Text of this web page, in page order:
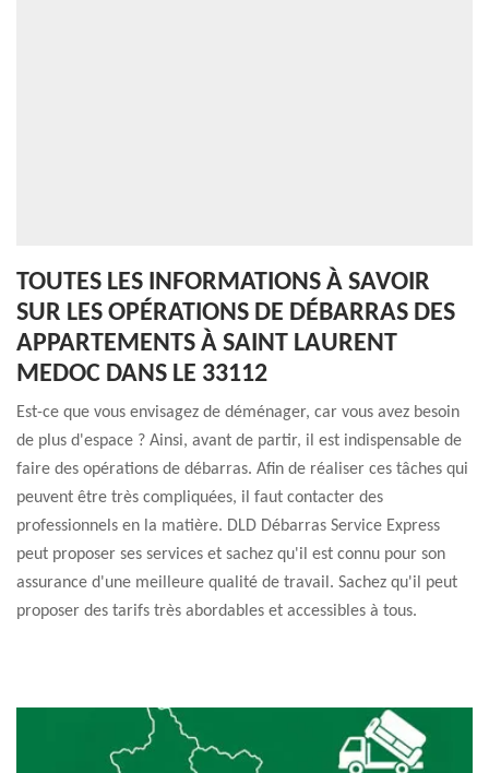
TOUTES LES INFORMATIONS À SAVOIR
SUR LES OPÉRATIONS DE DÉBARRAS DES
APPARTEMENTS À SAINT LAURENT
MEDOC DANS LE 33112
Est-ce que vous envisagez de déménager, car vous avez besoin
de plus d'espace ? Ainsi, avant de partir, il est indispensable de
faire des opérations de débarras. Afin de réaliser ces tâches qui
peuvent être très compliquées, il faut contacter des
professionnels en la matière. DLD Débarras Service Express
peut proposer ses services et sachez qu'il est connu pour son
assurance d'une meilleure qualité de travail. Sachez qu'il peut
proposer des tarifs très abordables et accessibles à tous.